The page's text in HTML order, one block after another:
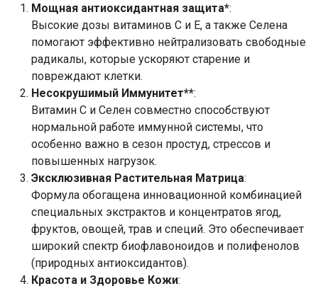
Мощная антиоксидантная защита*:
Высокие дозы витаминов C и E, а также Селена
помогают эффективно нейтрализовать свободные
радикалы, которые ускоряют старение и
повреждают клетки.
Несокрушимый Иммунитет**:
Витамин C и Селен совместно способствуют
нормальной работе иммунной системы, что
особенно важно в сезон простуд, стрессов и
повышенных нагрузок.
Эксклюзивная Растительная Матрица:
Формула обогащена инновационной комбинацией
специальных экстрактов и концентратов ягод,
фруктов, овощей, трав и специй. Это обеспечивает
широкий спектр биофлавоноидов и полифенолов
(природных антиоксидантов).
Красота и Здоровье Кожи: